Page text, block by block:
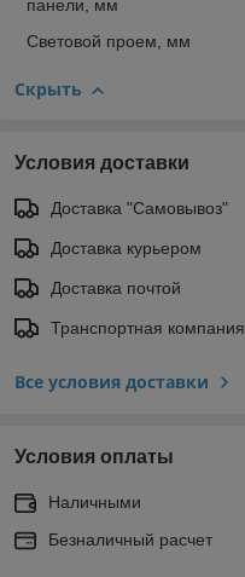
панели, мм
Световой проем, мм
Скрыть
Условия доставки
Доставка "Самовывоз"
Доставка курьером
Доставка почтой
Транспортная компания
Все условия доставки
Условия оплаты
Наличными
Безналичный расчет